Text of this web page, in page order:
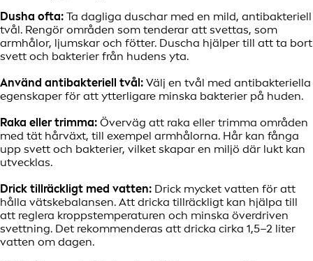
Dusha ofta: Ta dagliga duschar med en mild, antibakteriell
tvål. Rengör områden som tenderar att svettas, som
armhålor, ljumskar och fötter. Duscha hjälper till att ta bort
svett och bakterier från hudens yta.
Använd antibakteriell tvål: Välj en tvål med antibakteriella
egenskaper för att ytterligare minska bakterier på huden.
Raka eller trimma: Överväg att raka eller trimma områden
med tät hårväxt, till exempel armhålorna. Hår kan fånga
upp svett och bakterier, vilket skapar en miljö där lukt kan
utvecklas.
Drick tillräckligt med vatten: Drick mycket vatten för att
hålla vätskebalansen. Att dricka tillräckligt kan hjälpa till
att reglera kroppstemperaturen och minska överdriven
svettning. Det rekommenderas att dricka cirka 1,5–2 liter
vatten om dagen.